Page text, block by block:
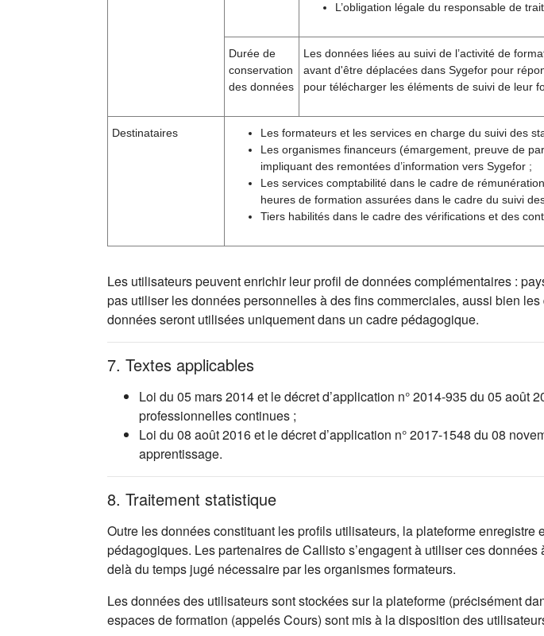
L’obligation légale du responsable de
Durée de
conservation
des données
Les données liées au suivi de l’activité de
avant d'être déplacées dans Sygefor pour
pour télécharger les éléments de suivi de leur
Destinataires
Les formateurs et les services en charge du suivi des
Les organismes financeurs (émargement, preuve de
impliquant des remontées d’information vers Sygefor ;
Les services comptabilité dans le cadre de
heures de formation assurées dans le cadre du suivi
Tiers habilités dans le cadre des vérifications et des
Les utilisateurs peuvent enrichir leur profil de données complémentaires :
pas utiliser les données personnelles à des fins commerciales, aussi bien
données seront utilisées uniquement dans un cadre pédagogique.
7. Textes applicables
Loi du 05 mars 2014 et le décret d’application n° 2014-935 du 05
professionnelles continues ;
Loi du 08 août 2016 et le décret d’application n° 2017-1548 du 08
apprentissage.
8. Traitement statistique
Outre les données constituant les profils utilisateurs, la plateforme
pédagogiques. Les partenaires de Callisto s’engagent à utiliser ces
delà du temps jugé nécessaire par les organismes formateurs.
Les données des utilisateurs sont stockées sur la plateforme (précisément
espaces de formation (appelés Cours) sont mis à la disposition des